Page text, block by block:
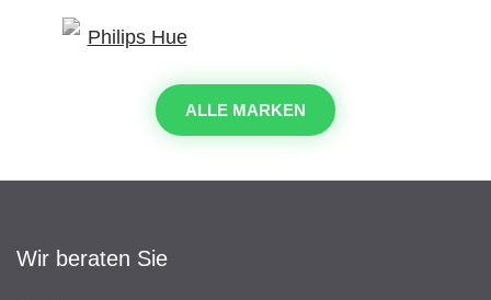
ALLE MARKEN
Wir beraten Sie